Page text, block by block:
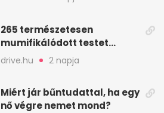
265 természetesen
mumifikálódott testet
találtak egy váci templom
drive.hu 2 napja
Miért jár bűntudattal, ha egy
nő végre nemet mond?